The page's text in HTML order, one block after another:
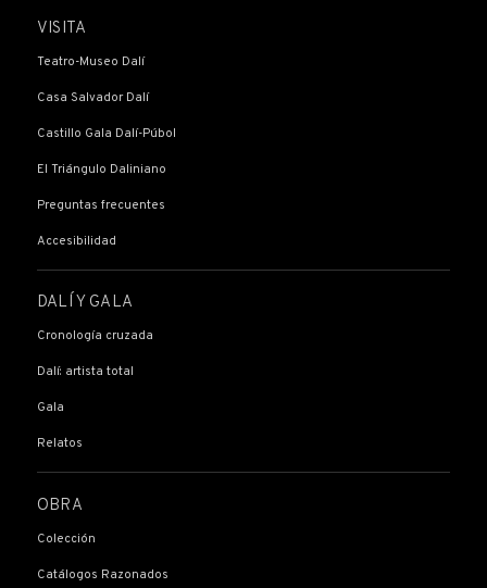
VISITA
Teatro-Museo Dalí
Casa Salvador Dalí
Castillo Gala Dalí-Púbol
El Triángulo Daliniano
Preguntas frecuentes
Accesibilidad
DALÍ Y GALA
Cronología cruzada
Dalí: artista total
Gala
Relatos
OBRA
Colección
Catálogos Razonados